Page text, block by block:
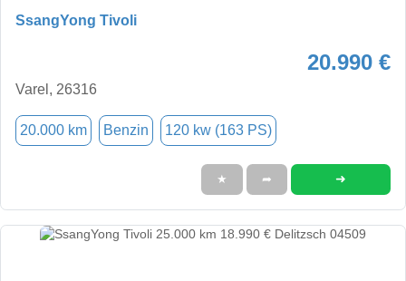
SsangYong Tivoli
20.990 €
Varel, 26316
20.000 km Benzin 120 kw (163 PS)
★ ➦ ➜